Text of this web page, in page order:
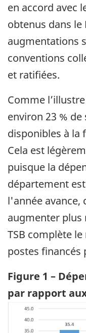
en accord avec
obtenus dans le
augmentations
conventions
et ratifiées.
Comme
environ 23 %
disponibles à la
Cela est
puisque la
département
l'année avance,
augmenter plus
TSB complète
postes financés
Figure 1 –
par rapport
Image